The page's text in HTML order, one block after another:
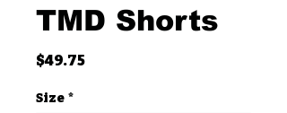
TMD Shorts
$49.75価
Size *